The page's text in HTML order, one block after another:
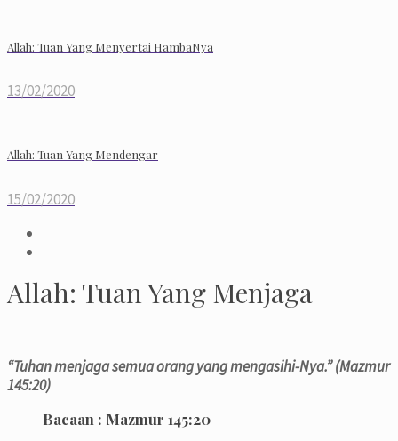
Allah: Tuan Yang Menyertai HambaNya
13/02/2020
Allah: Tuan Yang Mendengar
15/02/2020
Allah: Tuan Yang Menjaga
“Tuhan menjaga semua orang yang mengasihi-Nya.” (Mazmur
145:20)
Bacaan : Mazmur 145:20